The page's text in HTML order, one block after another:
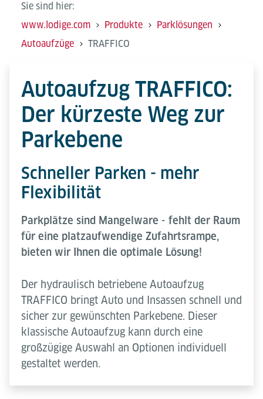
Sie sind hier:
www.lodige.com
Produkte
Parklösungen
Autoaufzüge
TRAFFICO
Autoaufzug TRAFFICO:
Der kürzeste Weg zur
Parkebene
Schneller Parken - mehr
Flexibilität
Parkplätze sind Mangelware - fehlt der Raum
für eine platzaufwendige Zufahrtsrampe,
bieten wir Ihnen die optimale Lösung!
Der hydraulisch betriebene Autoaufzug
TRAFFICO bringt Auto und Insassen schnell und
sicher zur gewünschten Parkebene. Dieser
klassische Autoaufzug kann durch eine
großzügige Auswahl an Optionen individuell
gestaltet werden.